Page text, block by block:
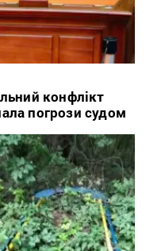
конфлікт
погрози судом